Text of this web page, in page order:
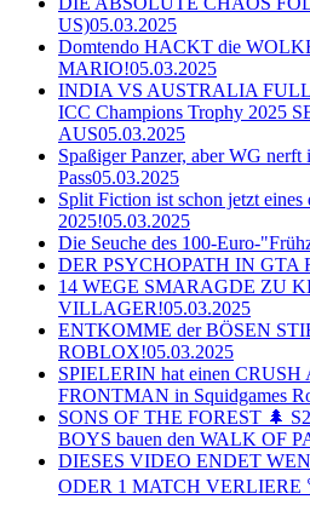
US)05.03.2025
Domtendo HACKT die
MARIO!05.03.2025
INDIA VS AUSTRALIA
ICC Champions Trophy 2025
AUS05.03.2025
Spaßiger Panzer, aber WG
Pass05.03.2025
Split Fiction ist schon jetzt eines
2025!05.03.2025
Die Seuche des 100-Euro-
DER PSYCHOPATH IN GTA
14 WEGE SMARAGDE ZU
VILLAGER!05.03.2025
ENTKOMME der BÖSEN
ROBLOX!05.03.2025
SPIELERIN hat einen
FRONTMAN in Squidgames
SONS OF THE FOREST 🌲
BOYS bauen den WALK OF
DIESES VIDEO ENDET
ODER 1 MATCH VERLIERE